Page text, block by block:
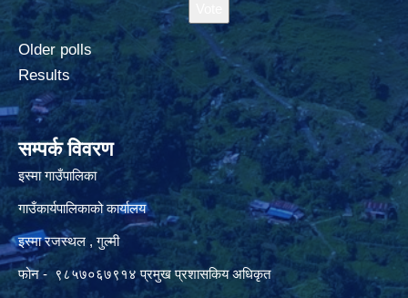
Older polls
Results
सम्पर्क विवरण
इस्मा गाउँपालिका
गाउँकार्यपालिकाको कार्यालय
इस्मा रजस्थल , गुल्मी
फोन - ९८५७०६७९१४ प्रमुख प्रशासकिय अधिकृत